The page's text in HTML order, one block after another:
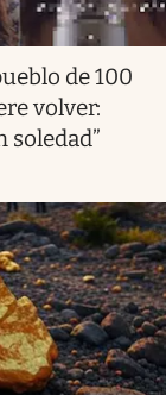
de 100
volver:
soledad”